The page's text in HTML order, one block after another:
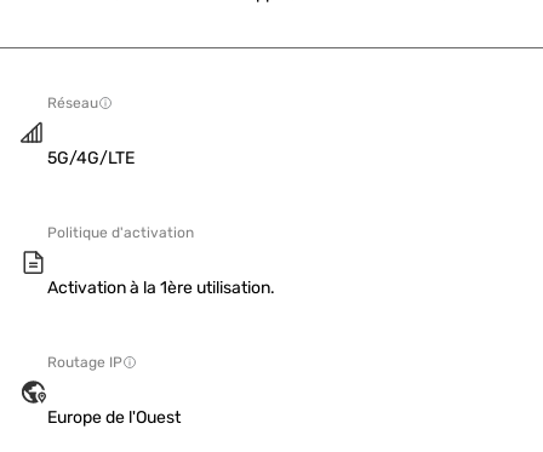
Réseau
5G/4G/LTE
Politique d'activation
Activation à la 1ère utilisation.
Routage IP
Europe de l'Ouest